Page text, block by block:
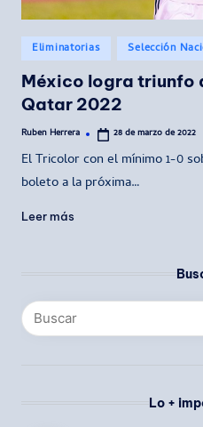
Publicado
en
Eliminatorias Selección
México logra triunfo
Qatar 2022
Publicado
Ruben Herrera 28 de marzo de 2022
El Tricolor con el mínimo 1-0
boleto a la próxima…
Leer más
Lo +